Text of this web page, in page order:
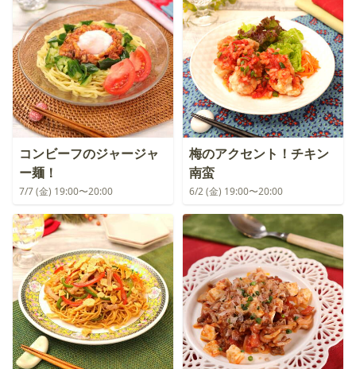
コンビーフのジャージャ
ー麺！
7/7 (金) 19:00〜20:00
梅のアクセント！チキン
南蛮
6/2 (金) 19:00〜20:00